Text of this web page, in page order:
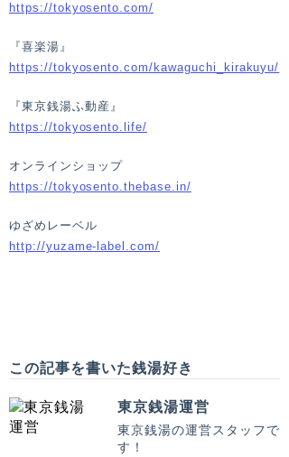
https://tokyosento.com/
『喜楽湯』
https://tokyosento.com/kawaguchi_kirakuyu/
『東京銭湯ふ動産』
https://tokyosento.life/
オンラインショップ
https://tokyosento.thebase.in/
ゆざめレーベル
http://yuzame-label.com/
この記事を書いた銭湯好き
東京銭湯運営
東京銭湯の運営スタッフで
す！